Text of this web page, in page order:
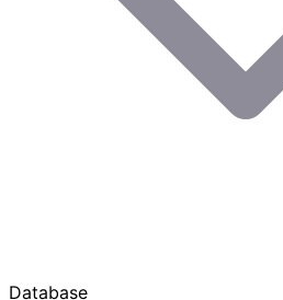
Database